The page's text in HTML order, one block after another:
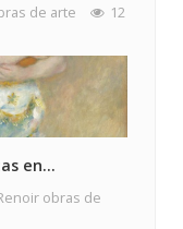
de arte 12
en...
obras de